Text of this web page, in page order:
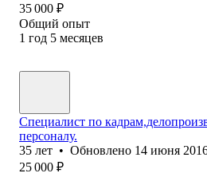
35 000 ₽
Общий опыт
1 год 5 месяцев
Специалист по
персоналу.
35 лет • Обновлено 14 июня
25 000 ₽